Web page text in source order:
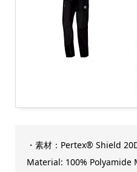
・素材：Pertex® Shield
Material: 100% Polyamide